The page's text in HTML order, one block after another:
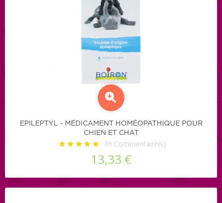
EPILEPTYL - MÉDICAMENT HOMÉOPATHIQUE POUR
CHIEN ET CHAT
39 Commentaire(s)
13,33 €